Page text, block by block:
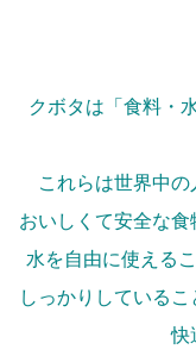
クボタは「食料・
これらは世界中の
おいしくて安全な
水を自由に使えるこ
しっかりしている
快